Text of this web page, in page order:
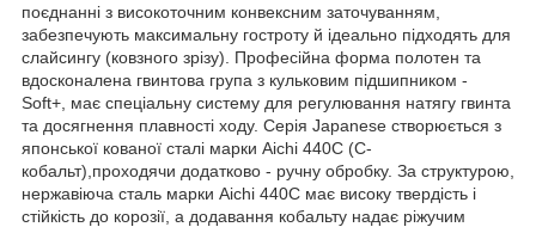
поєднанні з високоточним конвексним заточуванням,
забезпечують максимальну гостроту й ідеально підходять для
слайсингу (ковзного зрізу). Професійна форма полотен та
вдосконалена гвинтова група з кульковим підшипником -
Soft+, має спеціальну систему для регулювання натягу гвинта
та досягнення плавності ходу. Серія Japanese створюється з
японської кованої сталі марки Aichi 440C (С-
кобальт),проходячи додатково - ручну обробку. За структурою,
нержавіюча сталь марки Aichi 440C має високу твердість і
стійкість до корозії, а додавання кобальту надає ріжучим